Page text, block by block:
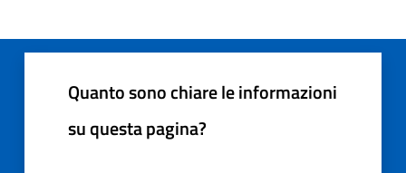
Quanto sono chiare le informazioni
su questa pagina?